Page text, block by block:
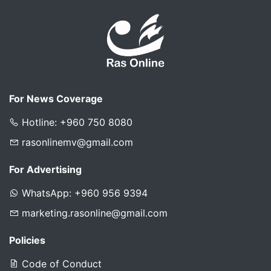
For News Coverage
Hotline: +960 750 8080
rasonlinemv@gmail.com
For Advertising
WhatsApp: +960 956 9394
marketing.rasonline@gmail.com
Policies
Code of Conduct